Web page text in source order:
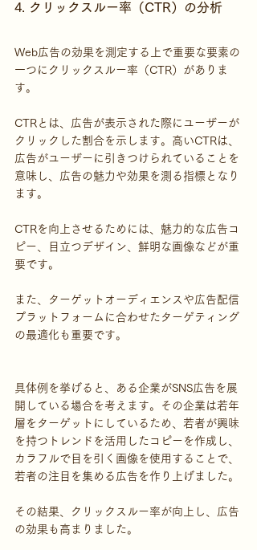
4. クリックスルー率（CTR）の分析
Web広告の効果を測定する上で重要な要素の
一つにクリックスルー率（CTR）がありま
す。
CTRとは、広告が表示された際にユーザーが
クリックした割合を示します。高いCTRは、
広告がユーザーに引きつけられていることを
意味し、広告の魅力や効果を測る指標となり
ます。
CTRを向上させるためには、魅力的な広告コ
ピー、目立つデザイン、鮮明な画像などが重
要です。
また、ターゲットオーディエンスや広告配信
プラットフォームに合わせたターゲティング
の最適化も重要です。
具体例を挙げると、ある企業がSNS広告を展
開している場合を考えます。その企業は若年
層をターゲットにしているため、若者が興味
を持つトレンドを活用したコピーを作成し、
カラフルで目を引く画像を使用することで、
若者の注目を集める広告を作り上げました。
その結果、クリックスルー率が向上し、広告
の効果も高まりました。